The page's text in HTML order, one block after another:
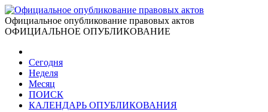
Официальное опубликование правовых актов
ОФИЦИАЛЬНОЕ ОПУБЛИКОВАНИЕ
Сегодня
Неделя
Месяц
ПОИСК
КАЛЕНДАРЬ ОПУБЛИКОВАНИЯ